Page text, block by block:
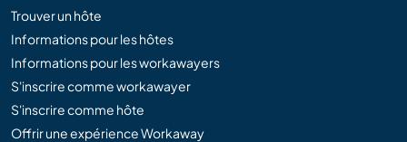
Trouver un hôte
Informations pour les hôtes
Informations pour les workawayers
S'inscrire comme workawayer
S'inscrire comme hôte
Offrir une expérience Workaway